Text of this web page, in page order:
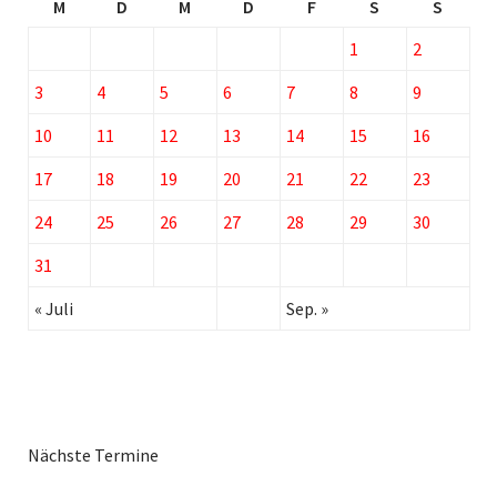
M D M D F S
S
1
2
3
4 5 6 7 8
9
10
11 12 13 14 15
16
17
18 19 20 21 22
23
24
25 26 27 28 29
30
31
« Juli
Sep. »
Nächste Termine